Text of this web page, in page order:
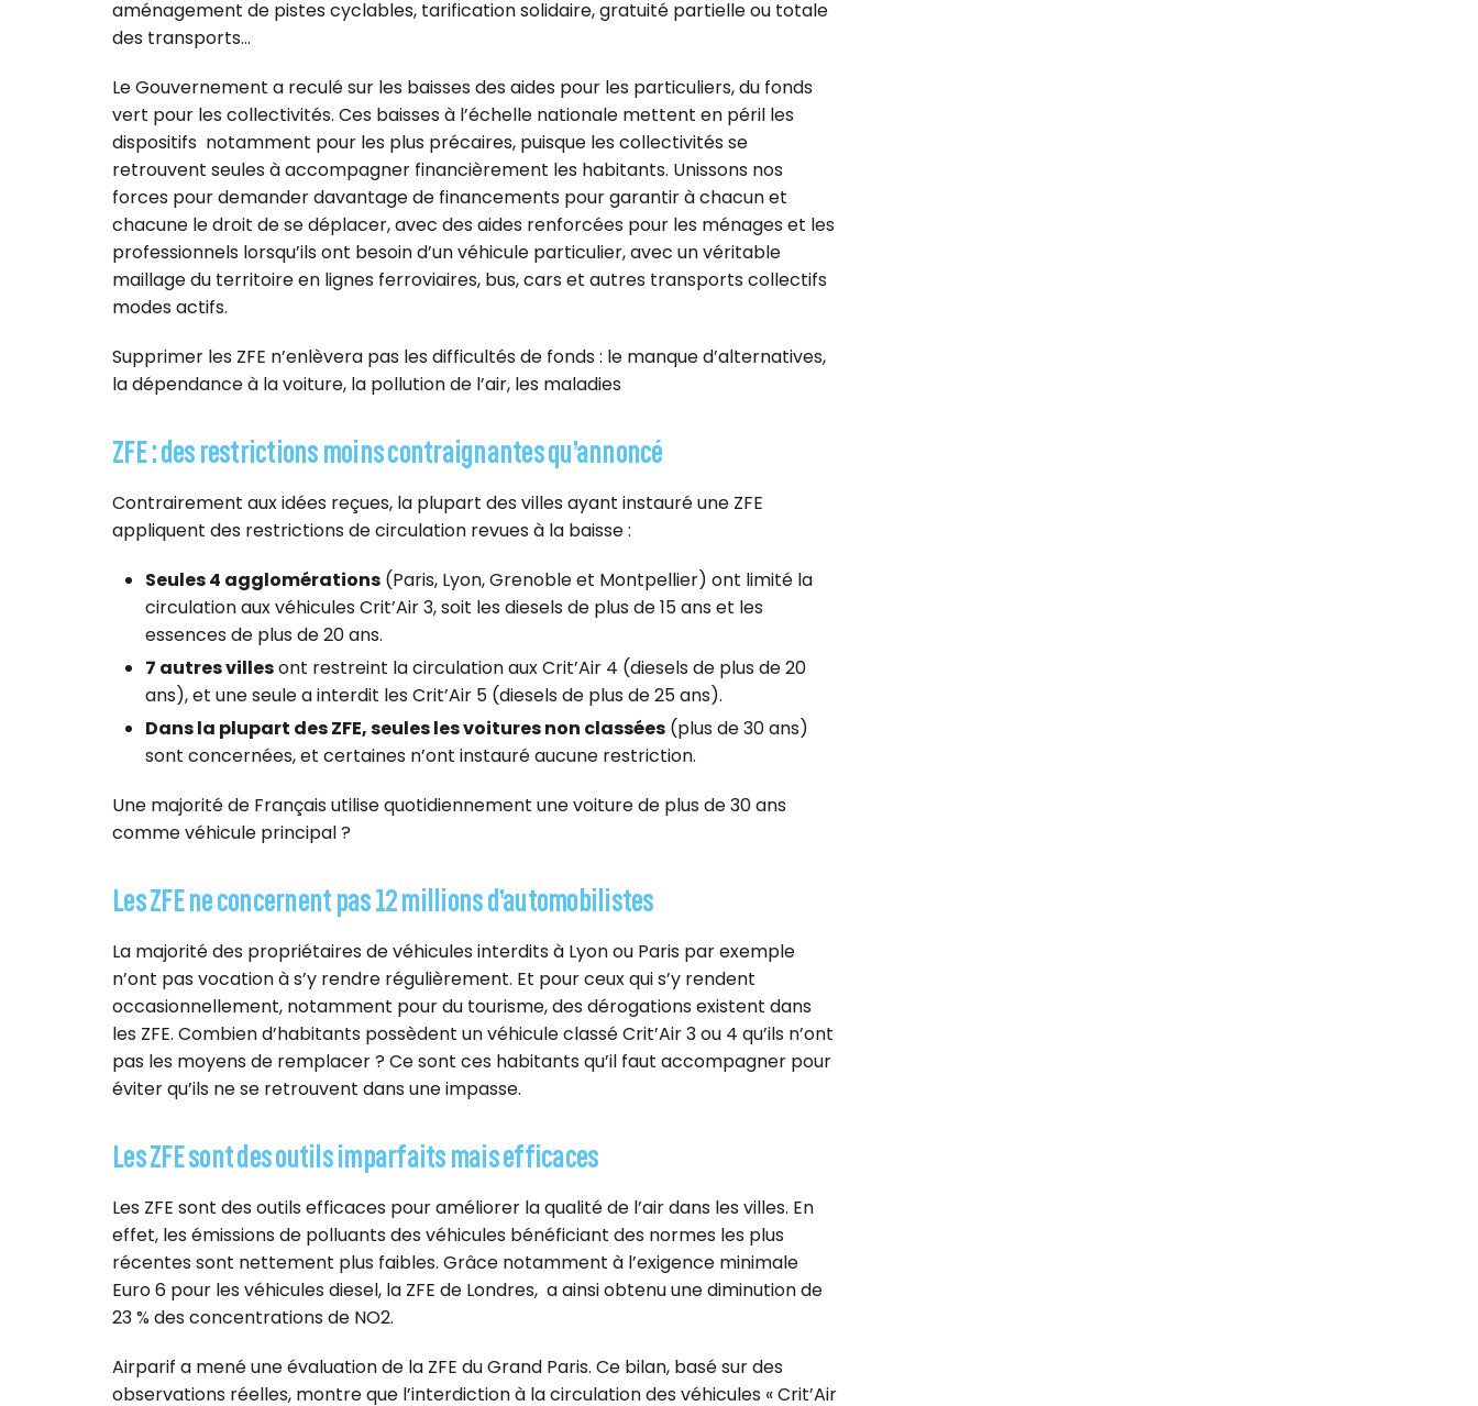
aménagement de pistes cyclables, tarification solidaire, gratuité partielle ou totale
des transports…
Le Gouvernement a reculé sur les baisses des aides pour les particuliers, du fonds
vert pour les collectivités. Ces baisses à l’échelle nationale mettent en péril les
dispositifs notamment pour les plus précaires, puisque les collectivités se
retrouvent seules à accompagner financièrement les habitants. Unissons nos
forces pour demander davantage de financements pour garantir à chacun et
chacune le droit de se déplacer, avec des aides renforcées pour les ménages et les
professionnels lorsqu’ils ont besoin d’un véhicule particulier, avec un véritable
maillage du territoire en lignes ferroviaires, bus, cars et autres transports collectifs
modes actifs.
Supprimer les ZFE n’enlèvera pas les difficultés de fonds : le manque d’alternatives,
la dépendance à la voiture, la pollution de l’air, les maladies
ZFE : des restrictions moins contraignantes qu’annoncé
Contrairement aux idées reçues, la plupart des villes ayant instauré une ZFE
appliquent des restrictions de circulation revues à la baisse :
Seules 4 agglomérations (Paris, Lyon, Grenoble et Montpellier) ont limité la
circulation aux véhicules Crit’Air 3, soit les diesels de plus de 15 ans et les
essences de plus de 20 ans.
7 autres villesont restreint la circulation aux Crit’Air 4 (diesels de plus de 20
ans), et une seule a interdit les Crit’Air 5 (diesels de plus de 25 ans).
Dans la plupart des ZFE, seules les voitures non classées (plus de 30 ans)
sont concernées, et certaines n’ont instauré aucune restriction.
Une majorité de Français utilise quotidiennement une voiture de plus de 30 ans
comme véhicule principal ?
Les ZFE ne concernent pas 12 millions d’automobilistes
La majorité des propriétaires de véhicules interdits à Lyon ou Paris par exemple
n’ont pas vocation à s’y rendre régulièrement. Et pour ceux qui s’y rendent
occasionnellement, notamment pour du tourisme, des dérogations existent dans
les ZFE. Combien d’habitants possèdent un véhicule classé Crit’Air 3 ou 4 qu’ils n’ont
pas les moyens de remplacer ? Ce sont ces habitants qu’il faut accompagner pour
éviter qu’ils ne se retrouvent dans une impasse.
Les ZFE sont des outils imparfaits mais efficaces
Les ZFE sont des outils efficaces pour améliorer la qualité de l’air dans les villes. En
effet, les émissions de polluants des véhicules bénéficiant des normes les plus
récentes sont nettement plus faibles. Grâce notamment à l’exigence minimale
Euro 6 pour les véhicules diesel, la ZFE de Londres, a ainsi obtenu une diminution de
23 % des concentrations de NO2.
Airparif a mené une évaluation de la ZFE du Grand Paris. Ce bilan, basé sur des
observations réelles, montre que l’interdiction à la circulation des véhicules « Crit’Air